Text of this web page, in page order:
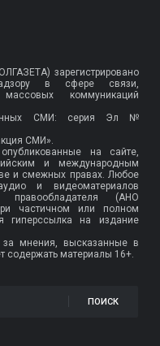
зарегистрировано
в сфере связи,
коммуникаций
СМИ: серия Эл №
СМИ».
на сайте,
и международным
и смежных правах. Любое
и видеоматериалов
(АНО
частичном или полном
гиперссылка на издание
за мнения, высказанные в
содержать материалы 16+.
ПОИСК